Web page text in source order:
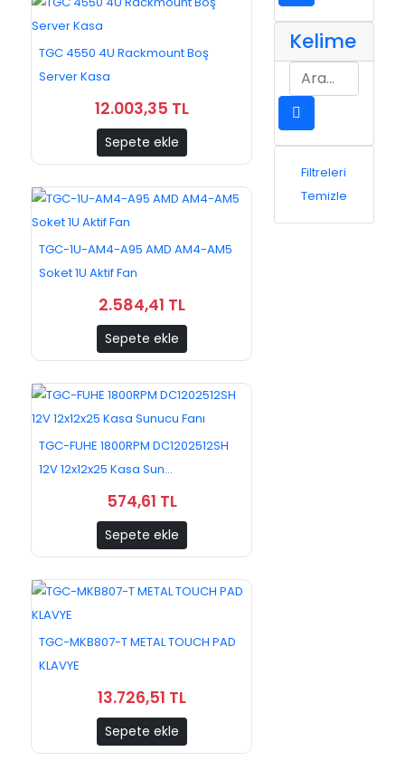
Kelime
Filtreleri
Temizle
TGC 4550 4U Rackmount Boş
Server Kasa
12.003,35 TL
Sepete ekle
TGC-1U-AM4-A95 AMD AM4-AM5
Soket 1U Aktif Fan
2.584,41 TL
Sepete ekle
TGC-FUHE 1800RPM DC1202512SH
12V 12x12x25 Kasa Sun...
574,61 TL
Sepete ekle
TGC-MKB807-T METAL TOUCH PAD
KLAVYE
13.726,51 TL
Sepete ekle